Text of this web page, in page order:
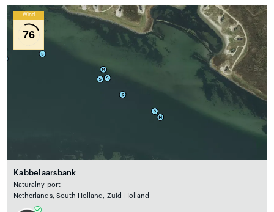
Wind
76
Kabbelaarsbank
Naturalny port
Netherlands, South Holland, Zuid-Holland